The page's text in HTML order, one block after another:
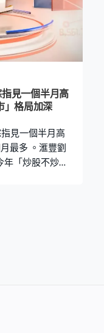
見一個半月高
」格局加深
見一個半月高
最多 。滙豐劉
年「炒股不炒